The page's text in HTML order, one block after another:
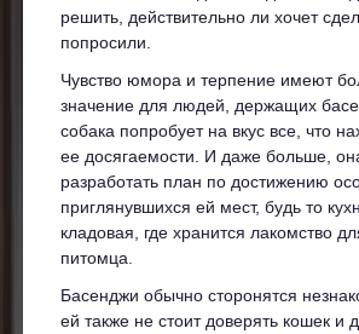
решить, действительно ли хочет
попросили.
Чувство юмора и терпение имеют
значение для людей, держащих
собака попробует на вкус все, что
ее досягаемости. И даже больше,
разработать план по достижению
приглянувшихся ей мест, будь то
кладовая, где хранится лакомство
питомца.
Басенджи обычно сторонятся
ей также не стоит доверять кошек и